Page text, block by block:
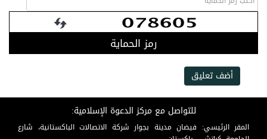
رمز الحماية
أضف تعليق
للتواصل مع مركز الدعوة الإسلامية:
المقر الرئيسي: فيضان مدينة بجوار شركة الاتصالات الباكستانية، شارع